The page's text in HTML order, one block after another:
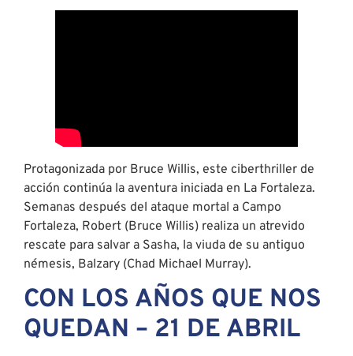
Protagonizada por Bruce Willis, este ciberthriller de
acción continúa la aventura iniciada en La Fortaleza.
Semanas después del ataque mortal a Campo
Fortaleza, Robert (Bruce Willis) realiza un atrevido
rescate para salvar a Sasha, la viuda de su antiguo
némesis, Balzary (Chad Michael Murray).
CON LOS AÑOS QUE NOS
QUEDAN – 21 DE ABRIL